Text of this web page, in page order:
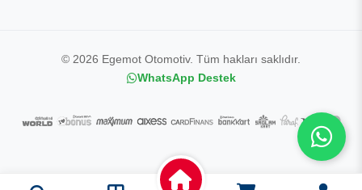
© 2026 Egemot Otomotiv. Tüm hakları saklıdır.
WhatsApp Destek